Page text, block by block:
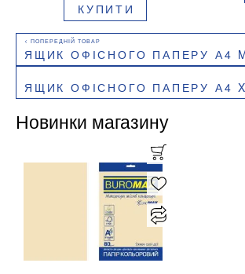
КУПИТИ
ЯЩИК ОФІСНОГО ПАПЕРУ А4 MAESTRO STANDART 80Г/М2 500Л КЛАС B 5 ПАЧОК
ЯЩИК ОФІСНОГО ПАПЕРУ А4 XEROX PREMIER 80Г/М2 500Л КЛАС А 5 ПАЧОК
Новинки магазину